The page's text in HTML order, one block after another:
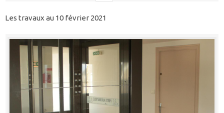
Les travaux au 10 février 2021